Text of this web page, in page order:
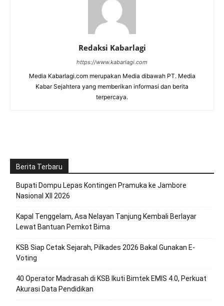
Redaksi Kabarlagi
https://www.kabarlagi.com
Media Kabarlagi.com merupakan Media dibawah PT. Media
Kabar Sejahtera yang memberikan informasi dan berita
terpercaya.
Berita Terbaru
Bupati Dompu Lepas Kontingen Pramuka ke Jambore
Nasional XII 2026
Kapal Tenggelam, Asa Nelayan Tanjung Kembali Berlayar
Lewat Bantuan Pemkot Bima
KSB Siap Cetak Sejarah, Pilkades 2026 Bakal Gunakan E-
Voting
40 Operator Madrasah di KSB Ikuti Bimtek EMIS 4.0, Perkuat
Akurasi Data Pendidikan